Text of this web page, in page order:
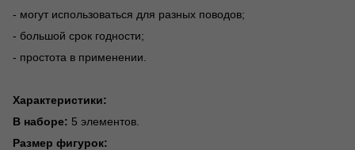
- могут использоваться для разных поводов;
- большой срок годности;
- простота в применении.
Характеристики:
В наборе: 5 элементов.
Размер фигурок: